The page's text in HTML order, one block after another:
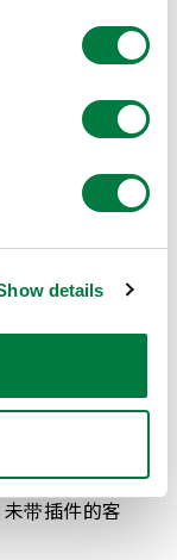
details
带插件的客